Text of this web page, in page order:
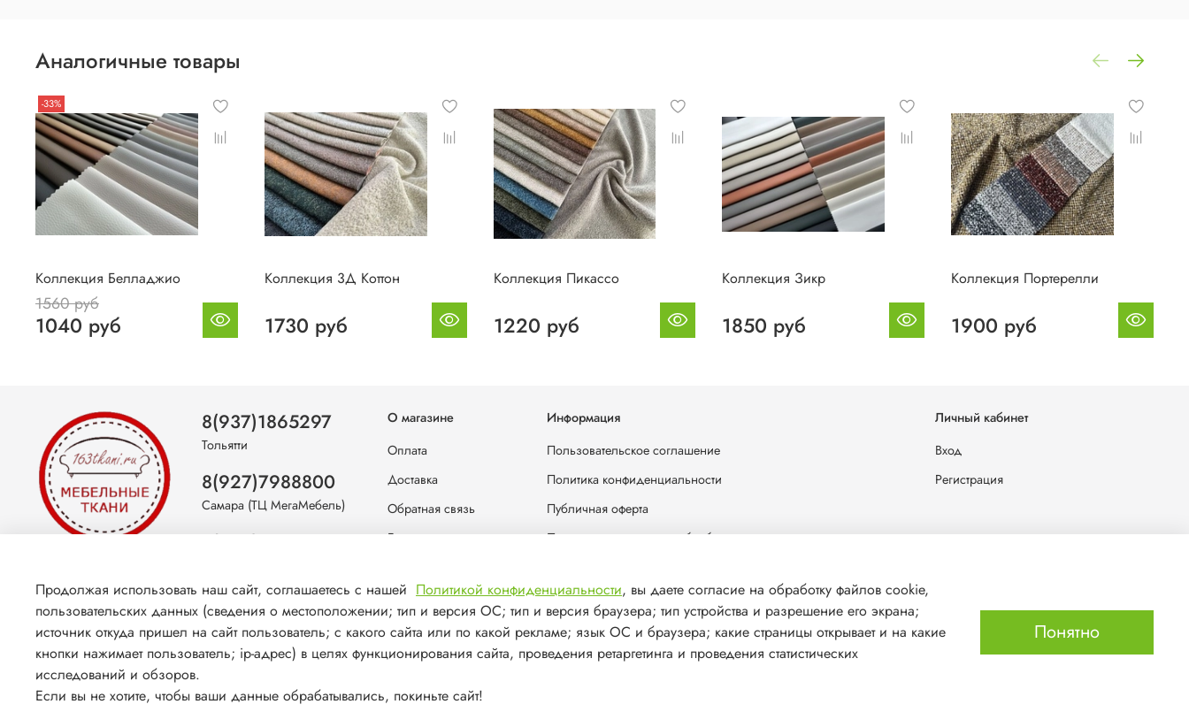
Аналогичные товары
-33%
Коллекция Белладжио
1560 руб
1040 руб
Коллекция 3Д Коттон
1730 руб
Коллекция Пикассо
1220 руб
Коллекция Зикр
1850 руб
Коллекция Портерелли
1900 руб
О магазине
Оплата
Доставка
Обратная связь
Блог
Контакты
Информация
Пользовательское соглашение
Политика конфиденциальности
Публичная оферта
Политика в отношении обработки персональных данных
Личный кабинет
Вход
Регистрация
8(937)1865297
Тольятти
8(927)7988800
Самара (ТЦ МегаМебель)
8(927)7360008
© 2026 Любое использование контента без письменного разрешения запрещено
Продолжая использовать наш сайт, соглашаетесь с нашей Политикой конфиденциальности, вы даете согласие на обработку файлов cookie,
пользовательских данных (сведения о местоположении; тип и версия ОС; тип и версия браузера; тип устройства и разрешение его экрана;
источник откуда пришел на сайт пользователь; с какого сайта или по какой рекламе; язык ОС и браузера; какие страницы открывает и на какие
кнопки нажимает пользователь; ip-адрес) в целях функционирования сайта, проведения ретаргетинга и проведения статистических
исследований и обзоров.
Если вы не хотите, чтобы ваши данные обрабатывались, покиньте сайт!
Понятно